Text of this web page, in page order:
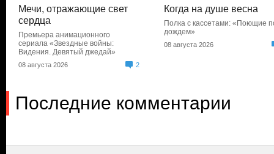
Мечи, отражающие свет
сердца
Премьера анимационного
сериала «Звездные войны:
Видения. Девятый джедай»
08 августа 2026 2
Когда на душе весна
Полка с кассетами: «Поющие
дождем»
08 августа 2026
Последние комментарии